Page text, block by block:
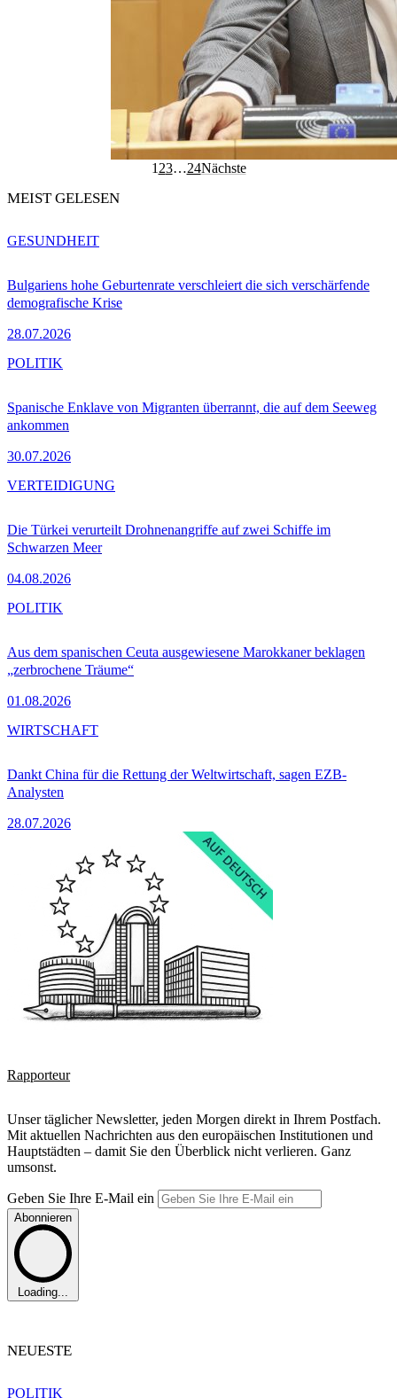
1 23…24Nächste
MEIST GELESEN
Bulgariens hohe Geburtenrate verschleiert die sich verschärfende
demografische Krise
28.07.2026
GESUNDHEIT
Spanische Enklave von Migranten überrannt, die auf dem Seeweg
ankommen
30.07.2026
POLITIK
Die Türkei verurteilt Drohnenangriffe auf zwei Schiffe im
Schwarzen Meer
04.08.2026
VERTEIDIGUNG
Aus dem spanischen Ceuta ausgewiesene Marokkaner beklagen
„zerbrochene Träume“
01.08.2026
POLITIK
Dankt China für die Rettung der Weltwirtschaft, sagen EZB-
Analysten
28.07.2026
WIRTSCHAFT
Rapporteur
Unser täglicher Newsletter, jeden Morgen direkt in Ihrem Postfach.
Mit aktuellen Nachrichten aus den europäischen Institutionen und
Hauptstädten – damit Sie den Überblick nicht verlieren. Ganz
umsonst.
Geben Sie Ihre E-Mail ein
Abonnieren
Loading...
NEUESTE
POLITIK